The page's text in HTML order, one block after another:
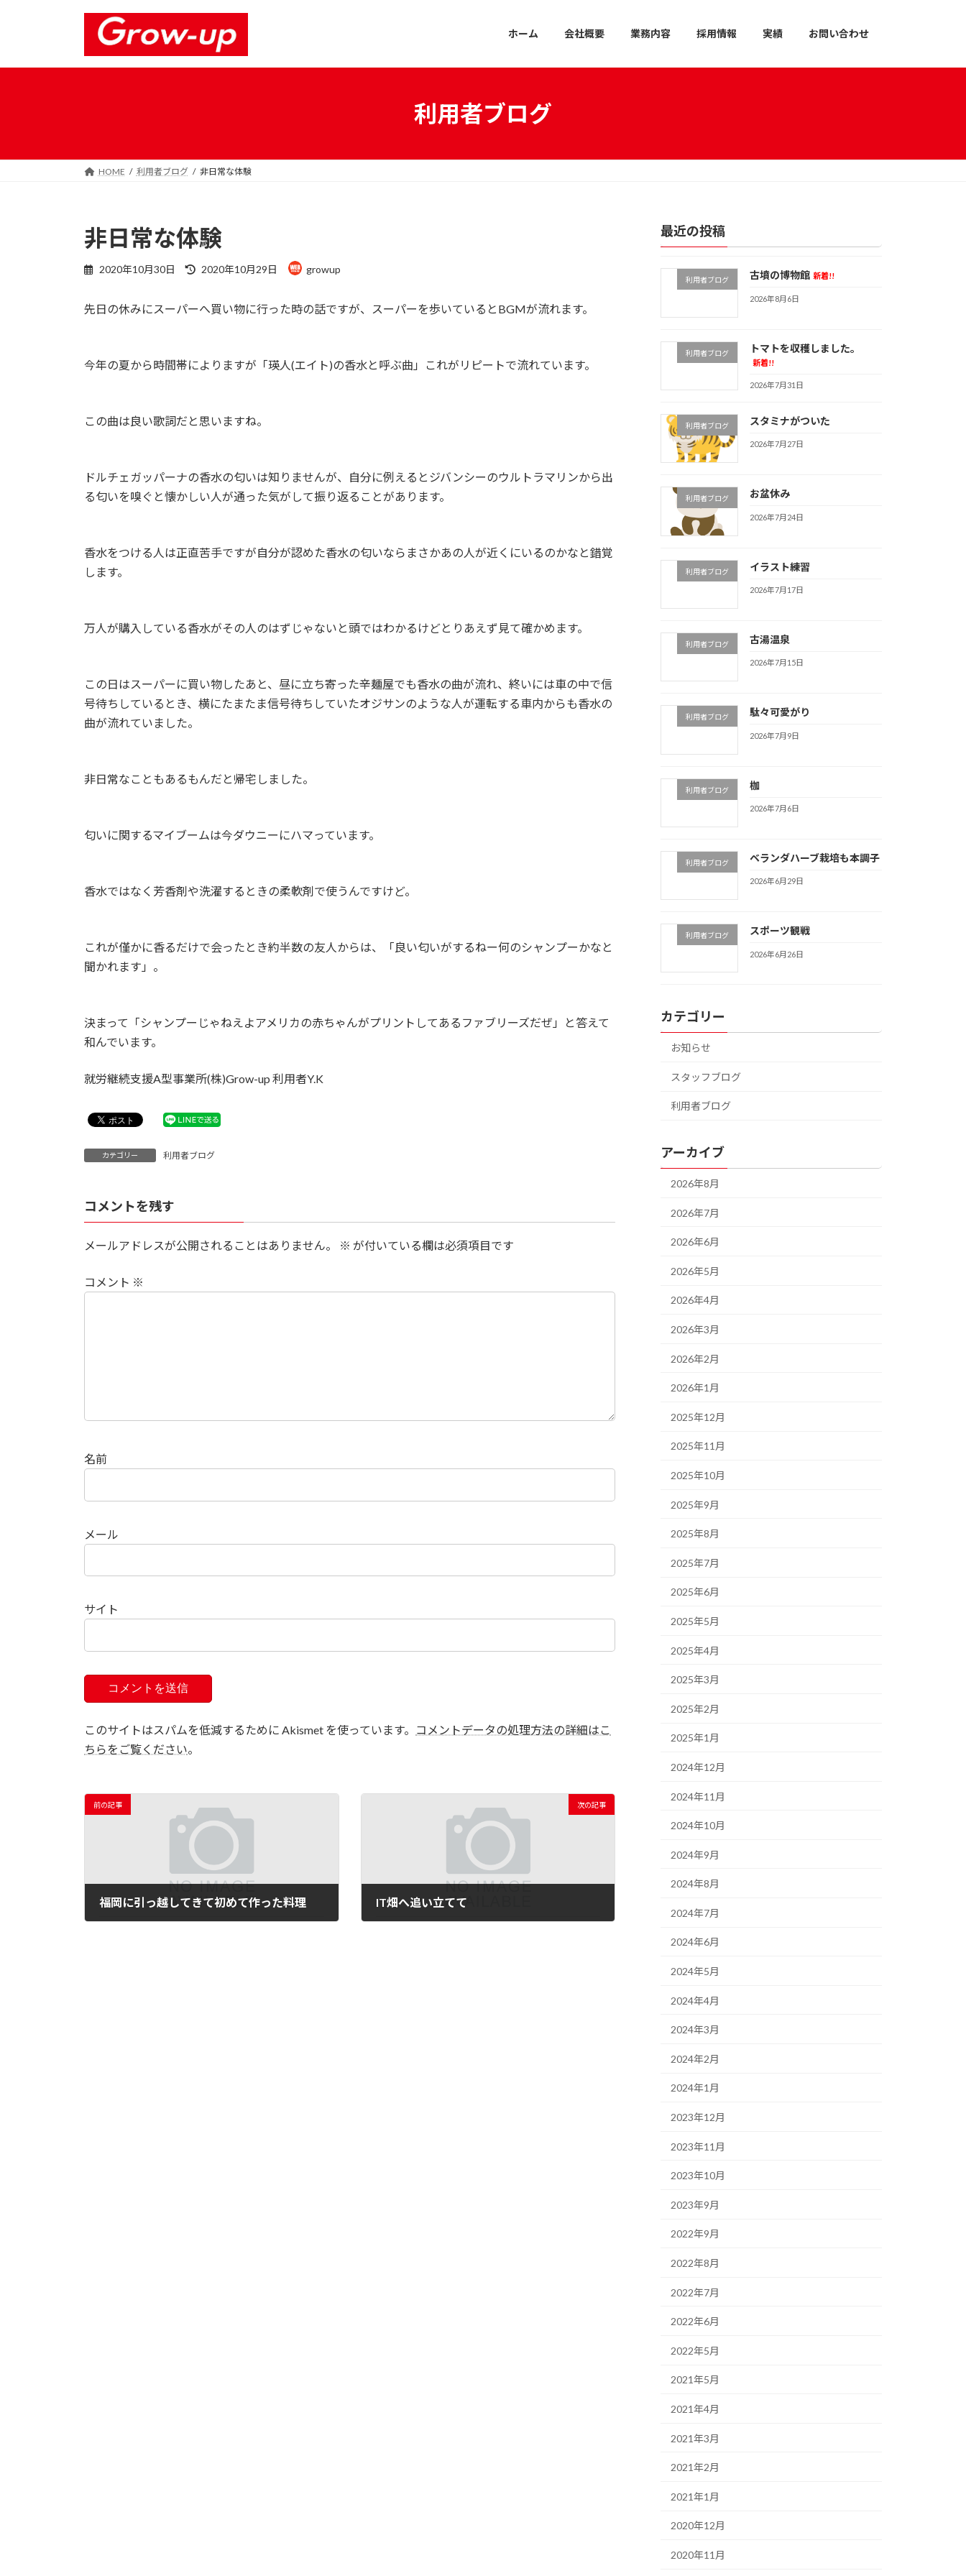
プ
動
ホーム 会社概要 業務内容 採用情報 実績 お問い合わせ
利用者ブログ
HOME 利用者ブログ 非日常な体験
非日常な体験
2020年10月30日
最
新
2020年10月29日 growup
先日の休みにスーパーへ買い物に行った時の話ですが、スーパーを歩いているとBGMが流れます。
今年の夏から時間帯によりますが「瑛人(エイト)の香水と呼ぶ曲」これがリピートで流れています。
この曲は良い歌詞だと思いますね。
ドルチェガッパーナの香水の匂いは知りませんが、自分に例えるとジバンシーのウルトラマリンから出
る匂いを嗅ぐと懐かしい人が通った気がして振り返ることがあります。
香水をつける人は正直苦手ですが自分が認めた香水の匂いならまさかあの人が近くにいるのかなと錯覚
します。
万人が購入している香水がその人のはずじゃないと頭ではわかるけどとりあえず見て確かめます。
この日はスーパーに買い物したあと、昼に立ち寄った辛麺屋でも香水の曲が流れ、終いには車の中で信
号待ちしているとき、横にたまたま信号待ちしていたオジサンのような人が運転する車内からも香水の
曲が流れていました。
非日常なこともあるもんだと帰宅しました。
匂いに関するマイブームは今ダウニーにハマっています。
香水ではなく芳香剤や洗濯するときの柔軟剤で使うんですけど。
これが僅かに香るだけで会ったとき約半数の友人からは、「良い匂いがするねー何のシャンプーかなと
聞かれます」。
決まって「シャンプーじゃねえよアメリカの赤ちゃんがプリントしてあるファブリーズだぜ」と答えて
和んでいます。
就労継続支援A型事業所(株)Grow-up 利用者Y.K
カテゴリー 利用者ブログ
コメントを残す
メールアドレスが公開されることはありません。 ※ が付いている欄は必須項目です
コメント ※
名前
メール
サイト
このサイトはスパムを低減するために Akismet を使っています。
コメントデータの処理方法の詳細はこ
ちらをご覧ください。
前の記事
福岡に引っ越してきて初めて作った料理
次の記事
IT畑へ追い立てて
最近の投稿
利用者ブログ 古墳の博物館 新着!!
2026年8月6日
利用者ブログ トマトを収穫しました。
新着!!
2026年7月31日
利用者ブログ スタミナがついた
2026年7月27日
利用者ブログ お盆休み
2026年7月24日
利用者ブログ イラスト練習
2026年7月17日
利用者ブログ 古湯温泉
2026年7月15日
利用者ブログ 駄々可愛がり
2026年7月9日
利用者ブログ 枷
2026年7月6日
利用者ブログ ベランダハーブ栽培も本調子
2026年6月29日
利用者ブログ スポーツ観戦
2026年6月26日
カテゴリー
お知らせ
スタッフブログ
利用者ブログ
アーカイブ
2026年8月
2026年7月
2026年6月
2026年5月
2026年4月
2026年3月
2026年2月
2026年1月
2025年12月
2025年11月
2025年10月
2025年9月
2025年8月
2025年7月
2025年6月
2025年5月
2025年4月
2025年3月
2025年2月
2025年1月
2024年12月
2024年11月
2024年10月
2024年9月
2024年8月
2024年7月
2024年6月
2024年5月
2024年4月
2024年3月
2024年2月
2024年1月
2023年12月
2023年11月
2023年10月
2023年9月
2022年9月
2022年8月
2022年7月
2022年6月
2022年5月
2021年5月
2021年4月
2021年3月
2021年2月
2021年1月
2020年12月
2020年11月